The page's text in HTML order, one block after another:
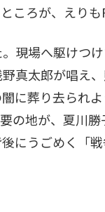
ころが、えり
現場へ駆けつ
真太郎が唱え
に葬り去られ
の地が、夏川
にうごめく「